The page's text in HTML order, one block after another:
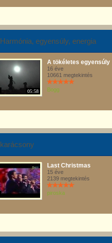
Harmónia, egyensúly, energia
05:58
A tökéletes egyensúly
16 éve
10661 megtekintés
Bogg
karácsony
Last Christmas
15 éve
2139 megtekintés
piroska